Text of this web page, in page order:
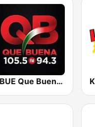
KBUE Que Buena 105.5 / 94.3 FM (US Only)